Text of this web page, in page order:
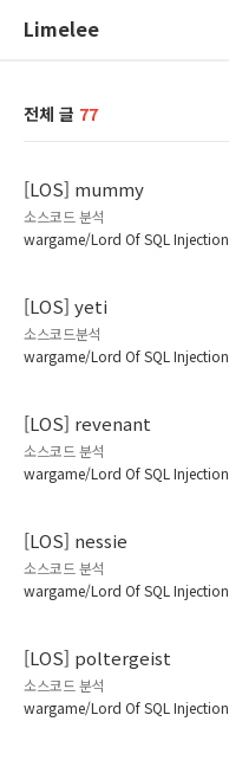
Limelee
전체 글 77
[LOS] mummy
소스코드 분석
wargame/Lord Of SQL Injection
[LOS] yeti
소스코드분석
wargame/Lord Of SQL Injection
[LOS] revenant
소스코드 분석
wargame/Lord Of SQL Injection
[LOS] nessie
소스코드 분석
wargame/Lord Of SQL Injection
[LOS] poltergeist
소스코드 분석
wargame/Lord Of SQL Injection